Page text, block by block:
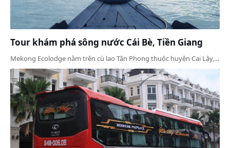
Tour khám phá sông nước Cái Bè, Tiền Giang
Mekong Ecolodge nằm trên cù lao Tân Phong thuộc huyện Cai Lậy,…